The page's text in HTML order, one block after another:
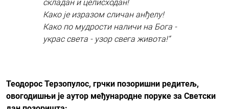
складан и целисходан!
Како је изразом сличан анђелу!
Како по мудрости наличи на Бога -
украс света - узор свега живота!“
Теодорос Терзопулос, грчки позоришни редитељ,
овогодишњи је аутор међународне поруке за Светски